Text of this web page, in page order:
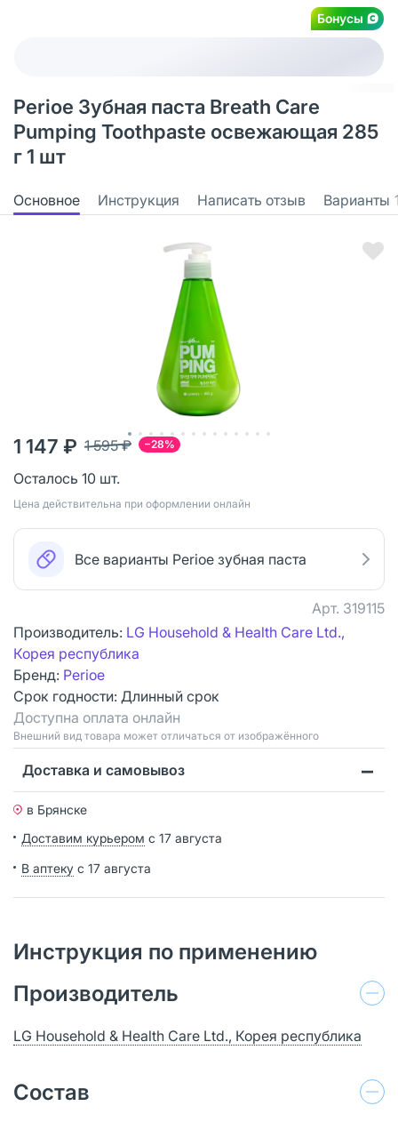
Бонусы
Perioe Зубная паста Breath Care
Pumping Toothpaste освежающая 285
г 1 шт
Основное Инструкция Написать отзыв Варианты
−28%
1 595 ₽
1 147 ₽
Осталось 10 шт.
Цена действительна при оформлении онлайн
Все варианты Perioe зубная паста
Арт. 319115
Производитель: LG Household & Health Care Ltd.,
Корея республика
Бренд: Perioe
Срок годности: Длинный срок
Доступна оплата онлайн
Bнешний вид товара может отличаться от изображённого
Доставка и самовывоз
в Брянске
Доставим курьером с 17 августа
В аптеку с 17 августа
Инструкция по применению
Производитель
LG Household & Health Care Ltd., Корея республика
Состав